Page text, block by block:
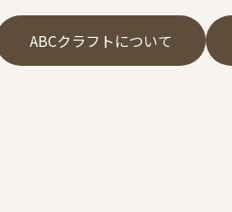
ABCクラフトについて